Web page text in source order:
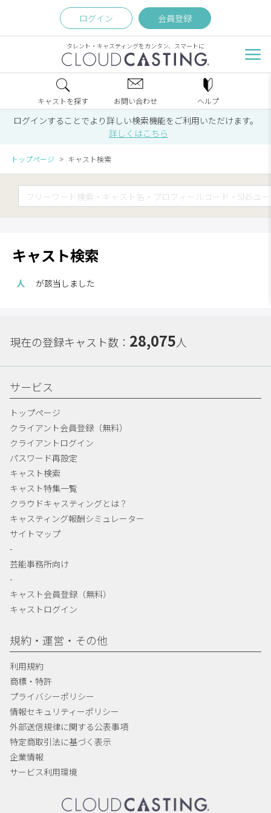
ログイン 会員登録
タレント・キャスティングをカンタン、スマートに
キャストを探す お問い合わせ ヘルプ
ログインすることでより詳しい検索機能をご利用いただけます。
詳しくはこちら
トップページ キャスト検索
キャスト検索
人 が該当しました
現在の登録キャスト数： 28,075人
サービス
トップページ
クライアント会員登録（無料）
クライアントログイン
パスワード再設定
キャスト検索
キャスト特集一覧
クラウドキャスティングとは？
キャスティング報酬シミュレーター
サイトマップ
-
芸能事務所向け
-
キャスト会員登録（無料）
キャストログイン
規約・運営・その他
利用規約
商標・特許
プライバシーポリシー
情報セキュリティーポリシー
外部送信規律に関する公表事項
特定商取引法に基づく表示
企業情報
サービス利用環境